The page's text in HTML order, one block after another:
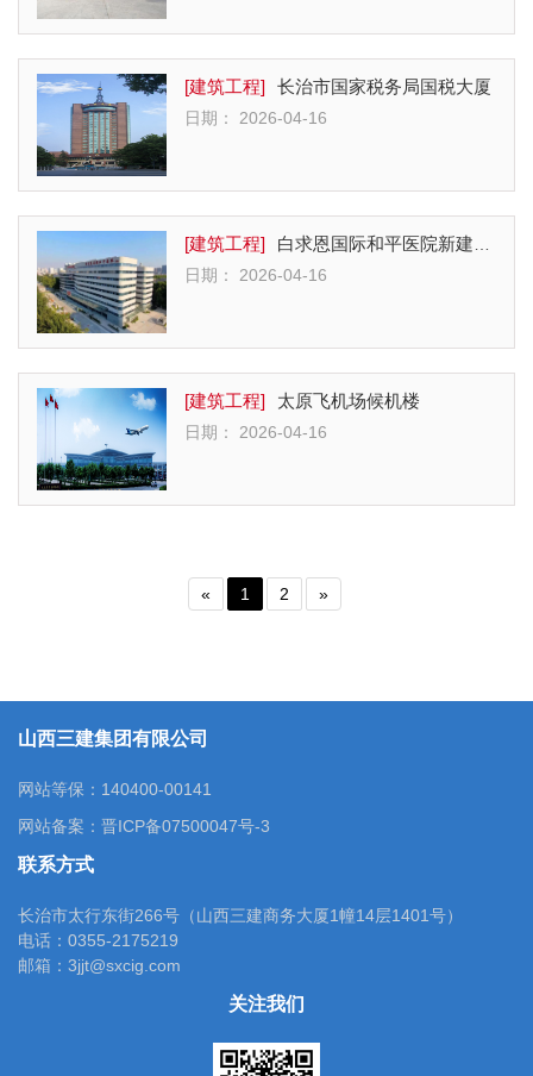
[建筑工程] 长治市国家税务局国税大厦
日期： 2026-04-16
[建筑工程] 白求恩国际和平医院新建门诊楼（参建）
日期： 2026-04-16
[建筑工程] 太原飞机场候机楼
日期： 2026-04-16
« 1 2 »
山西三建集团有限公司
网站等保：140400-00141
网站备案： 晋ICP备07500047号-3
联系方式
长治市太行东街266号（山西三建商务大厦1幢14层1401号）
电话：0355-2175219
邮箱：3jjt@sxcig.com
关注我们